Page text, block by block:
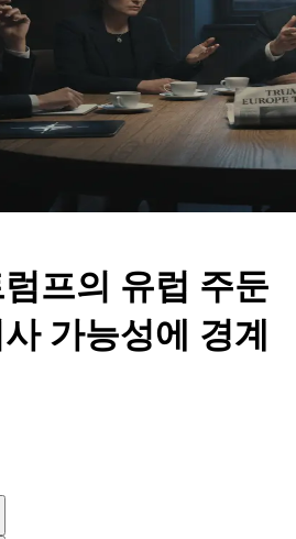
프의 유럽 주둔
가능성에 경계